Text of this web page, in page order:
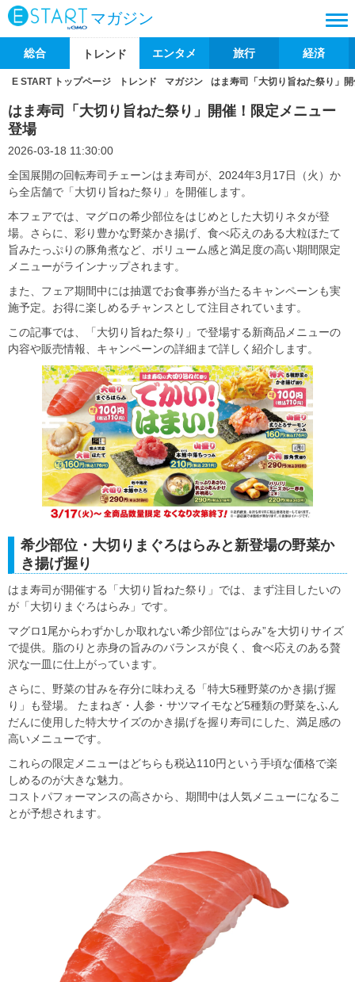
マガジン
総合 トレンド エンタメ 旅行 経済
E START トップページ トレンド マガジン はま寿司「大切り旨ねた祭り」
はま寿司「大切り旨ねた祭り」開催！限定メニュー
登場
2026-03-18 11:30:00
全国展開の回転寿司チェーンはま寿司が、2024年3月17日（火）か
ら全店舗で「大切り旨ねた祭り」を開催します。
本フェアでは、マグロの希少部位をはじめとした大切りネタが登
場。さらに、彩り豊かな野菜かき揚げ、食べ応えのある大粒ほたて
旨みたっぷりの豚角煮など、ボリューム感と満足度の高い期間限定
メニューがラインナップされます。
また、フェア期間中には抽選でお食事券が当たるキャンペーンも実
施予定。お得に楽しめるチャンスとして注目されています。
この記事では、「大切り旨ねた祭り」で登場する新商品メニューの
内容や販売情報、キャンペーンの詳細まで詳しく紹介します。
希少部位・大切りまぐろはらみと新登場の野菜か
き揚げ握り
はま寿司が開催する「大切り旨ねた祭り」では、まず注目したいの
が「大切りまぐろはらみ」です。
マグロ1尾からわずかしか取れない希少部位“はらみ”を大切りサイズ
で提供。脂のりと赤身の旨みのバランスが良く、食べ応えのある贅
沢な一皿に仕上がっています。
さらに、野菜の甘みを存分に味わえる「特大5種野菜のかき揚げ握
り」も登場。 たまねぎ・人参・サツマイモなど5種類の野菜をふん
だんに使用した特大サイズのかき揚げを握り寿司にした、満足感の
高いメニューです。
これらの限定メニューはどちらも税込110円という手頃な価格で楽
しめるのが大きな魅力。
コストパフォーマンスの高さから、期間中は人気メニューになるこ
とが予想されます。